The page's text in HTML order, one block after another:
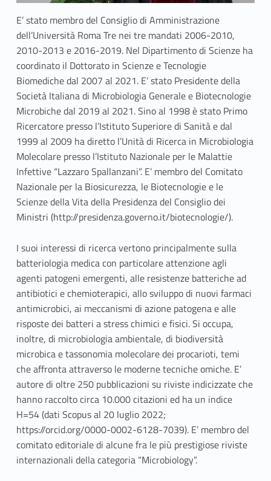
i
s
c
a
E’ stato membro del Consiglio di Amministrazione
dell’Università Roma Tre nei tre mandati 2006-2010,
2010-2013 e 2016-2019. Nel Dipartimento di Scienze ha
coordinato il Dottorato in Scienze e Tecnologie
Biomediche dal 2007 al 2021. E’ stato Presidente della
Società Italiana di Microbiologia Generale e Biotecnologie
Microbiche dal 2019 al 2021. Sino al 1998 è stato Primo
Ricercatore presso l’Istituto Superiore di Sanità e dal
1999 al 2009 ha diretto l’Unità di Ricerca in Microbiologia
Molecolare presso l’Istituto Nazionale per le Malattie
Infettive “Lazzaro Spallanzani”. E’ membro del Comitato
Nazionale per la Biosicurezza, le Biotecnologie e le
Scienze della Vita della Presidenza del Consiglio dei
Ministri (http://presidenza.governo.it/biotecnologie/).
I suoi interessi di ricerca vertono principalmente sulla
batteriologia medica con particolare attenzione agli
agenti patogeni emergenti, alle resistenze batteriche ad
antibiotici e chemioterapici, allo sviluppo di nuovi farmaci
antimicrobici, ai meccanismi di azione patogena e alle
risposte dei batteri a stress chimici e fisici. Si occupa,
inoltre, di microbiologia ambientale, di biodiversità
microbica e tassonomia molecolare dei procarioti, temi
che affronta attraverso le moderne tecniche omiche. E’
autore di oltre 250 pubblicazioni su riviste indicizzate che
hanno raccolto circa 10.000 citazioni ed ha un indice
H=54 (dati Scopus al 20 luglio 2022;
https://orcid.org/0000-0002-6128-7039). E’ membro del
comitato editoriale di alcune fra le più prestigiose riviste
internazionali della categoria “Microbiology”.